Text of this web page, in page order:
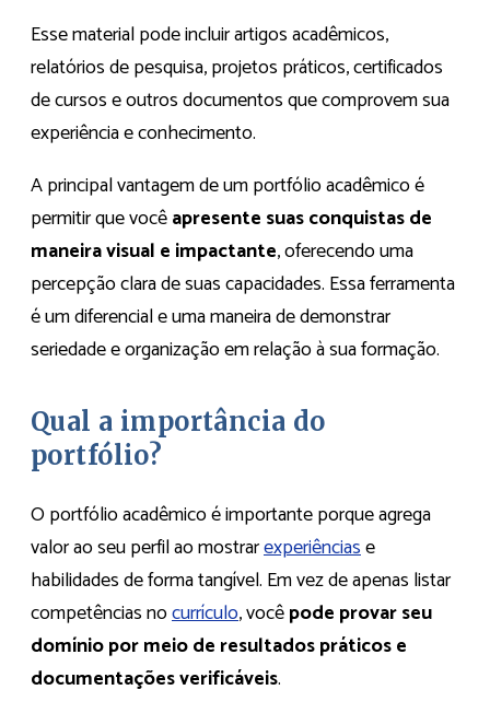
Esse material pode incluir artigos acadêmicos,
relatórios de pesquisa, projetos práticos, certificados
de cursos e outros documentos que comprovem sua
experiência e conhecimento.
A principal vantagem de um portfólio acadêmico é
permitir que vocêapresente suas conquistas de
maneira visual e impactante, oferecendo uma
percepção clara de suas capacidades. Essa ferramenta
é um diferencial e uma maneira de demonstrar
seriedade e organização em relação à sua formação.
Qual a importância do
portfólio?
O portfólio acadêmico é importante porque agrega
valor ao seu perfil ao mostrarexperiênciase
habilidades de forma tangível. Em vez de apenas listar
competências nocurrículo, vocêpode provar seu
domínio por meio de resultados práticos e
documentações verificáveis.